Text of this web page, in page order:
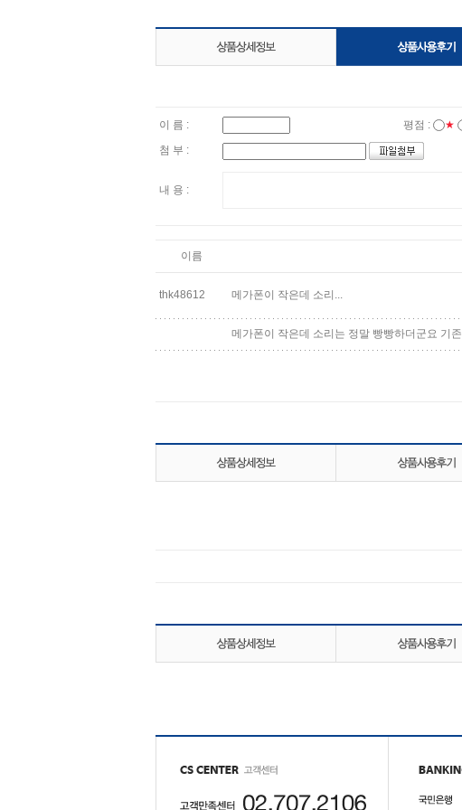
이 름 : 평점 : ★
첨 부 :
내 용 :
이름
thk48612 메가폰이 작은데 소리...
메가폰이 작은데 소리는 정말 빵빵하더군요 기